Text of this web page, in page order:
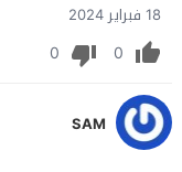
18 فبراير 2024
0
0
SAM